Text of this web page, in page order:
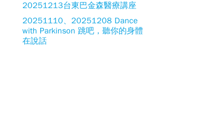
20251213台東巴金森醫療講座
20251110、20251208 Dance
with Parkinson 跳吧，聽你的身體
在說話